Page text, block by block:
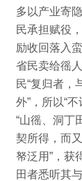
多以产业寄
民承担赋役
励收回落入
省民卖给徭
民“复归者，
外”，所以“
“山徭、洞丁
契所得，而
帑泛用”，获
田者悉听其